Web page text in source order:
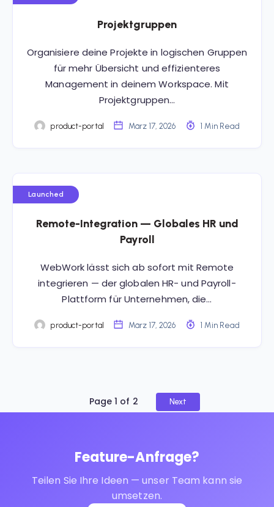
Projektgruppen
Organisiere deine Projekte in logischen Gruppen
für mehr Übersicht und effizienteres
Management in deinem Workspace. Mit
Projektgruppen…
product-portal März 17, 2026 1 Min Read
Launched
Remote-Integration — Globales HR und
Payroll
WebWork lässt sich ab sofort mit Remote
integrieren — der globalen HR- und Payroll-
Plattform für Unternehmen, die…
product-portal März 17, 2026 1 Min Read
Page 1 of 2 Next
Feature-Anfrage?
Teilen Sie Ihre Ideen — unser Team kann sie
umsetzen.